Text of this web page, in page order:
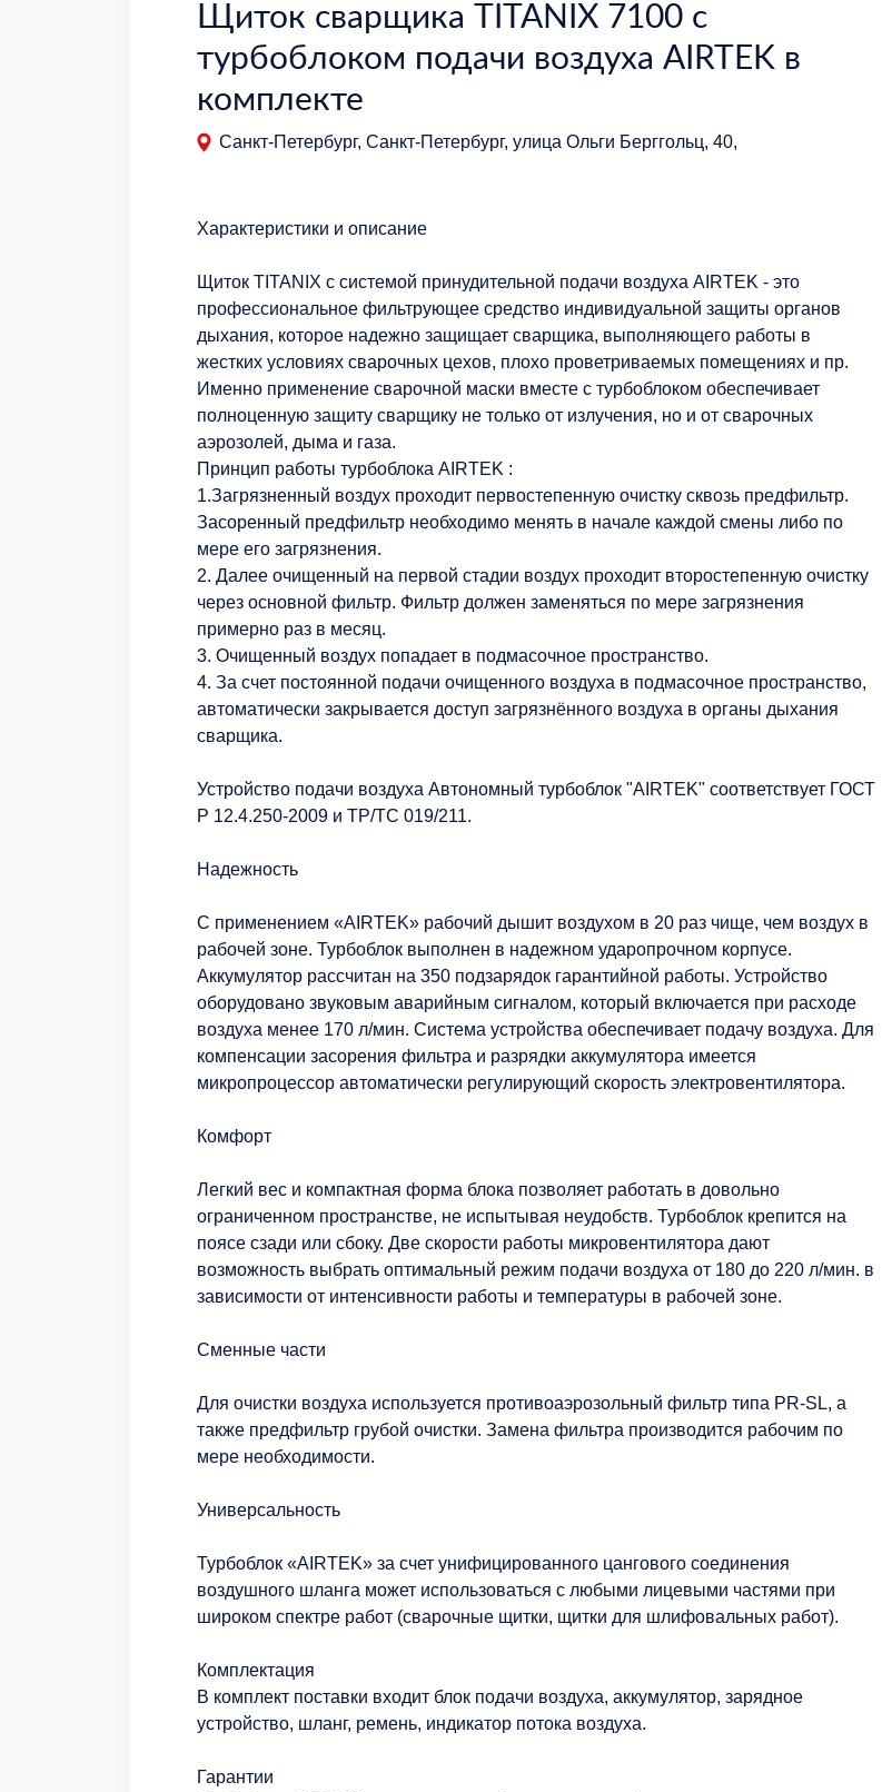
Щиток сварщика TITANIX 7100 с
турбоблоком подачи воздуха AIRTEK в
комплекте
Санкт-Петербург, Санкт-Петербург, улица Ольги Берггольц, 40,
Характеристики и описание
Щиток TITANIX с системой принудительной подачи воздуха AIRTEK - это
профессиональное фильтрующее средство индивидуальной защиты органов
дыхания, которое надежно защищает сварщика, выполняющего работы в
жестких условиях сварочных цехов, плохо проветриваемых помещениях и пр.
Именно применение сварочной маски вместе с турбоблоком обеспечивает
полноценную защиту сварщику не только от излучения, но и от сварочных
аэрозолей, дыма и газа.
Принцип работы турбоблока AIRTEK :
1.Загрязненный воздух проходит первостепенную очистку сквозь предфильтр.
Засоренный предфильтр необходимо менять в начале каждой смены либо по
мере его загрязнения.
2. Далее очищенный на первой стадии воздух проходит второстепенную очистку
через основной фильтр. Фильтр должен заменяться по мере загрязнения
примерно раз в месяц.
3. Очищенный воздух попадает в подмасочное пространство.
4. За счет постоянной подачи очищенного воздуха в подмасочное пространство,
автоматически закрывается доступ загрязнённого воздуха в органы дыхания
сварщика.
Устройство подачи воздуха Автономный турбоблок "AIRTEK" соответствует ГОСТ
Р 12.4.250-2009 и ТР/ТС 019/211.
Надежность
С применением «AIRTEK» рабочий дышит воздухом в 20 раз чище, чем воздух в
рабочей зоне. Турбоблок выполнен в надежном ударопрочном корпусе.
Аккумулятор рассчитан на 350 подзарядок гарантийной работы. Устройство
оборудовано звуковым аварийным сигналом, который включается при расходе
воздуха менее 170 л/мин. Система устройства обеспечивает подачу воздуха. Для
компенсации засорения фильтра и разрядки аккумулятора имеется
микропроцессор автоматически регулирующий скорость электровентилятора.
Комфорт
Легкий вес и компактная форма блока позволяет работать в довольно
ограниченном пространстве, не испытывая неудобств. Турбоблок крепится на
поясе сзади или сбоку. Две скорости работы микровентилятора дают
возможность выбрать оптимальный режим подачи воздуха от 180 до 220 л/мин. в
зависимости от интенсивности работы и температуры в рабочей зоне.
Сменные части
Для очистки воздуха используется противоаэрозольный фильтр типа PR-SL, а
также предфильтр грубой очистки. Замена фильтра производится рабочим по
мере необходимости.
Универсальность
Турбоблок «AIRTEK» за счет унифицированного цангового соединения
воздушного шланга может использоваться с любыми лицевыми частями при
широком спектре работ (сварочные щитки, щитки для шлифовальных работ).
Комплектация
В комплект поставки входит блок подачи воздуха, аккумулятор, зарядное
устройство, шланг, ремень, индикатор потока воздуха.
Гарантии